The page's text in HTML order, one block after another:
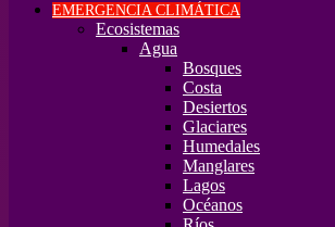
EMERGENCIA CLIMÁTICA
Ecosistemas
Agua
Bosques
Costa
Desiertos
Glaciares
Humedales
Manglares
Lagos
Océanos